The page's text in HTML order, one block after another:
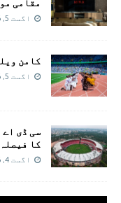
مقامی
اگست 5, 2026
کامن
اگست 5, 2026
سی ڈی اے
کا
اگست 4, 2026